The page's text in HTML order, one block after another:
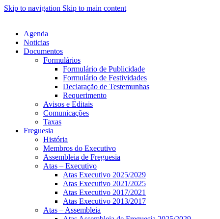
Skip to navigation Skip to main content
Agenda
Noticias
Documentos
Formulários
Formulário de Publicidade
Formulário de Festividades
Declaração de Testemunhas
Requerimento
Avisos e Editais
Comunicações
Taxas
Freguesia
História
Membros do Executivo
Assembleia de Freguesia
Atas – Executivo
Atas Executivo 2025/2029
Atas Executivo 2021/2025
Atas Executivo 2017/2021
Atas Executivo 2013/2017
Atas – Assembleia